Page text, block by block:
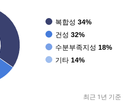
복합성 34%
건성 32%
수분부족지성 18%
기타 14%
최근 1년 기준